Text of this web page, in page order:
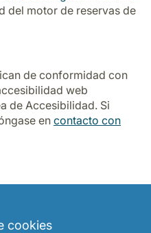
del motor de reservas de
de conformidad con
web
de Accesibilidad. Si
en contacto con
cookies